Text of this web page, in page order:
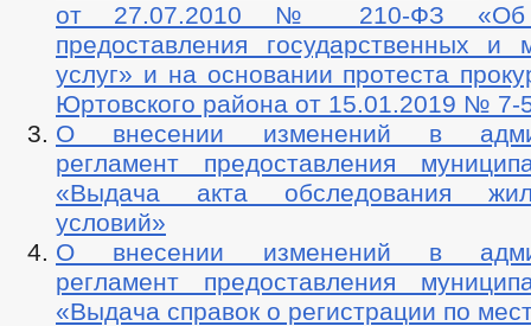
от 27.07.2010 № 210-ФЗ «Об
предоставления государственных и
услуг» и на основании протеста
Юртовского района от 15.01.2019 № 7-
О внесении изменений в
регламент предоставления
«Выдача акта обследования
условий»
О внесении изменений в
регламент предоставления
«Выдача справок о регистрации по